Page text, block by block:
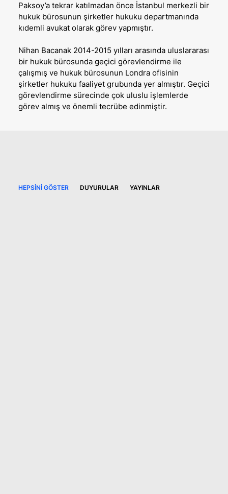
Paksoy’a tekrar katılmadan önce İstanbul merkezli bir
hukuk bürosunun şirketler hukuku departmanında
kıdemli avukat olarak görev yapmıştır.
Nihan Bacanak 2014-2015 yılları arasında uluslararası
bir hukuk bürosunda geçici görevlendirme ile
çalışmış ve hukuk bürosunun Londra ofisinin
şirketler hukuku faaliyet grubunda yer almıştır. Geçici
görevlendirme sürecinde çok uluslu işlemlerde
görev almış ve önemli tecrübe edinmiştir.
HEPSINI GÖSTER DUYURULAR YAYINLAR